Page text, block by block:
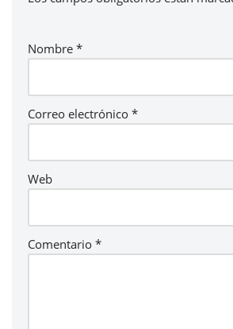
Nombre *
Correo electrónico *
Web
Comentario *